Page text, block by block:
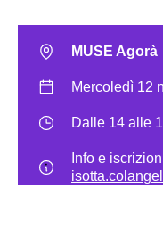
MUSE Agorà
Mercoledì 12
Dalle 14 alle
Info e